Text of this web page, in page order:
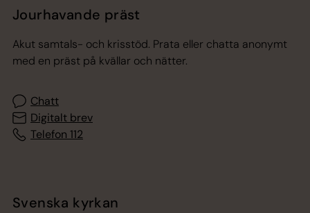
Jourhavande präst
Akut samtals- och krisstöd. Prata eller chatta anonymt
med en präst på kvällar och nätter.
Chatt
Digitalt brev
Telefon 112
Svenska kyrkan